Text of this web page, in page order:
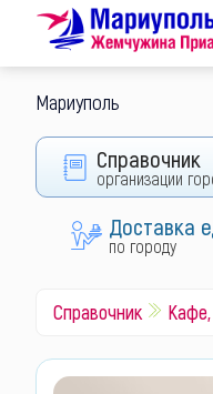
Мариуполь
Справочник
организации
Доставка
по городу
Справочник